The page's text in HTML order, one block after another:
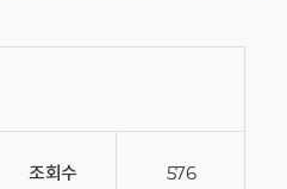
조회수 576